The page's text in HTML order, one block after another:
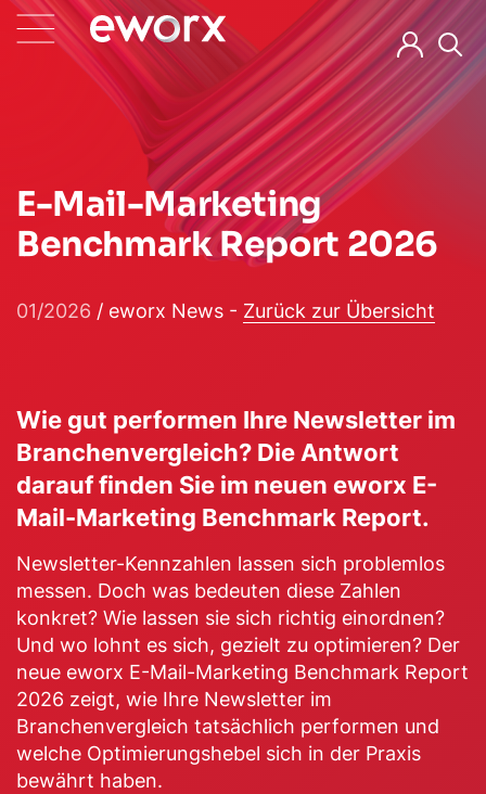
E-Mail-Marketing
Benchmark Report 2026
01/2026 / eworx News - Zurück zur Übersicht
Wie gut performen Ihre Newsletter im
Branchenvergleich? Die Antwort
darauf finden Sie im neuen eworx E-
Mail-Marketing Benchmark Report.
Newsletter-Kennzahlen lassen sich problemlos
messen. Doch was bedeuten diese Zahlen
konkret? Wie lassen sie sich richtig einordnen?
Und wo lohnt es sich, gezielt zu optimieren? Der
neue eworx E-Mail-Marketing Benchmark Report
2026 zeigt, wie Ihre Newsletter im
Branchenvergleich tatsächlich performen und
welche Optimierungshebel sich in der Praxis
bewährt haben.